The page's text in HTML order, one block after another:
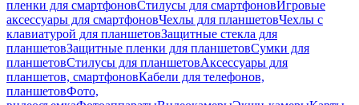
пленки для смартфоновСтилусы для смартфоновИгровые
аксессуары для смартфоновЧехлы для планшетовЧехлы с
клавиатурой для планшетовЗащитные стекла для
планшетовЗащитные пленки для планшетовСумки для
планшетовСтилусы для планшетовАксессуары для
планшетов, смартфоновКабели для телефонов,
планшетовФото,